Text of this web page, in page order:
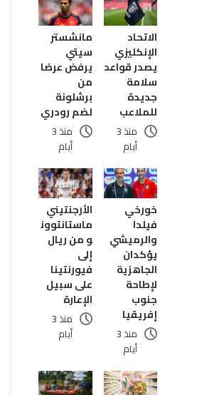
الاتحاد
الإنكليزي
يصدر قواعد
سلامة
جديدة
للملاعب
منذ 3
أيام
مانشستر
سيتي
يرفض عرضا
من
برشلونة
لضم رودري
منذ 3
أيام
خورخي
فيلدا
والرميشي
يؤكدان
الجاهزية
لإطاحة
جنوب
إفريقيا
منذ 3
أيام
الأرجنتيني
ماستانتوون
و من ريال
إلى
فيورنتينا
على سبيل
الإعارة
منذ 3
أيام